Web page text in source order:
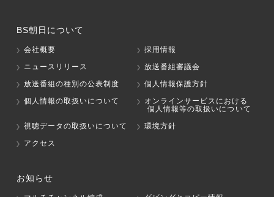
BS朝日について
会社概要
採用情報
ニュースリリース
放送番組審議会
放送番組の種別の公表制度
個人情報保護方針
個人情報の取扱いについて
オンラインサービスにおける
個人情報等の取扱いについて
視聴データの取扱いについて
環境方針
アクセス
お知らせ